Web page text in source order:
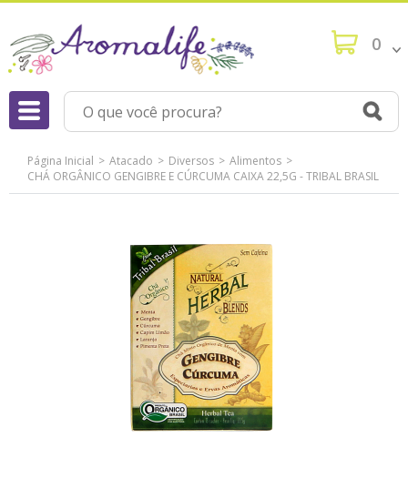
0
Página Inicial Atacado Diversos
Alimentos
CHÁ ORGÂNICO GENGIBRE E CÚRCUMA CAIXA 22,5G - TRIBAL BRASIL